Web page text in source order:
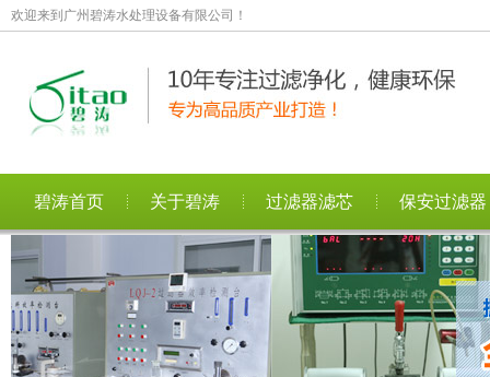
欢迎来到广州碧涛水处理设备有限公司！
碧涛首页 关于碧涛 过滤器滤芯 保安过滤器